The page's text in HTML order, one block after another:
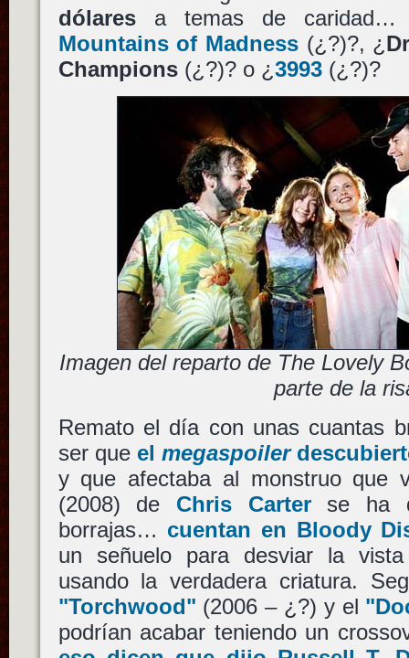
dólaresa temas de
Mountains of Madness(¿?)?, ¿
Champions(¿?)? o ¿ 3993(¿?)?
Imagen del reparto de The Lovely
parte de la
Remato el día con unas cuantas
ser que el megaspoiler
y que afectaba al monstruo que
(2008) de Chris Carterse ha
borrajas… cuentan en Bloody
un señuelo para desviar la
usando la verdadera criatura.
"Torchwood" (2006 – ¿?) y el
podrían acabar teniendo un